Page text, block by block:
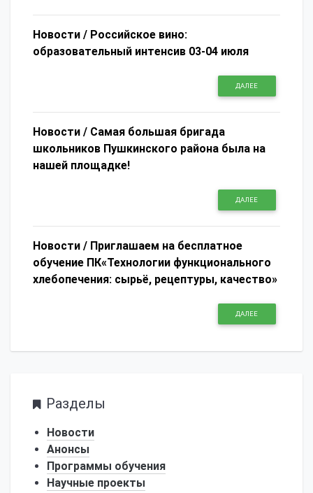
Новости / Российское вино:
образовательный интенсив 03-04 июля
ДАЛЕЕ
Новости / Самая большая бригада
школьников Пушкинского района была на
нашей площадке!
ДАЛЕЕ
Новости / Приглашаем на бесплатное
обучение ПК«Технологии функционального
хлебопечения: сырьё, рецептуры, качество»
ДАЛЕЕ
Разделы
Новости
Анонсы
Программы обучения
Научные проекты